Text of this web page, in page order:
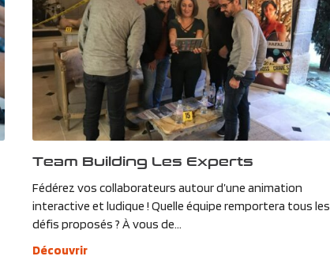
Team Building Les Experts
Fédérez vos collaborateurs autour d’une animation
interactive et ludique ! Quelle équipe remportera tous les
défis proposés ? À vous de...
Découvrir